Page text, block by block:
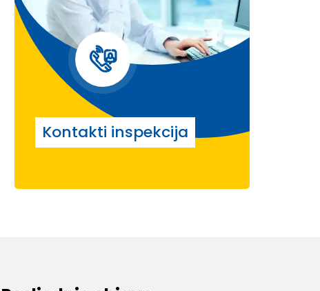
Kontakti inspekcija